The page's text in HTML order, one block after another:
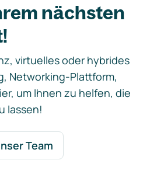
nächsten
virtuelles oder hybrides
Networking-Plattform,
um Ihnen zu helfen, die
lassen!
Team